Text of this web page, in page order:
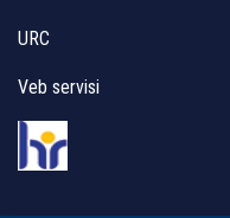
URC
Veb servisi